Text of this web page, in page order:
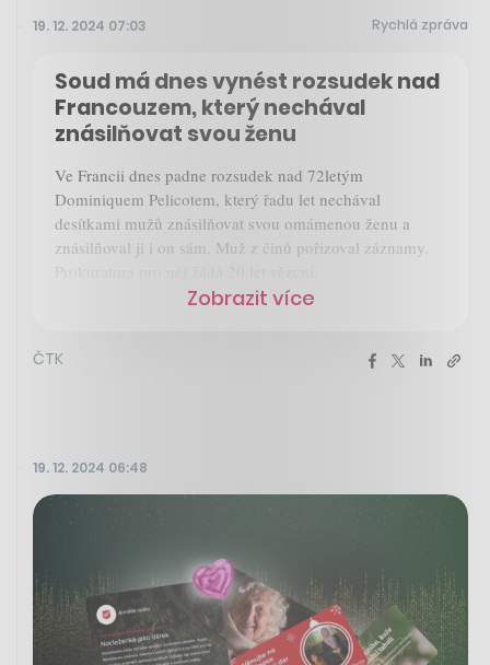
19. 12. 2024 07:03 Rychlá zpráva
Soud má dnes vynést rozsudek nad
Francouzem, který nechával
znásilňovat svou ženu
Ve Francii dnes padne rozsudek nad 72letým
Dominiquem Pelicotem, který řadu let nechával
desítkami mužů znásilňovat svou omámenou ženu a
znásilňoval ji i on sám. Muž z činů pořizoval záznamy.
Zobrazit více
ČTK
19. 12. 2024 06:48